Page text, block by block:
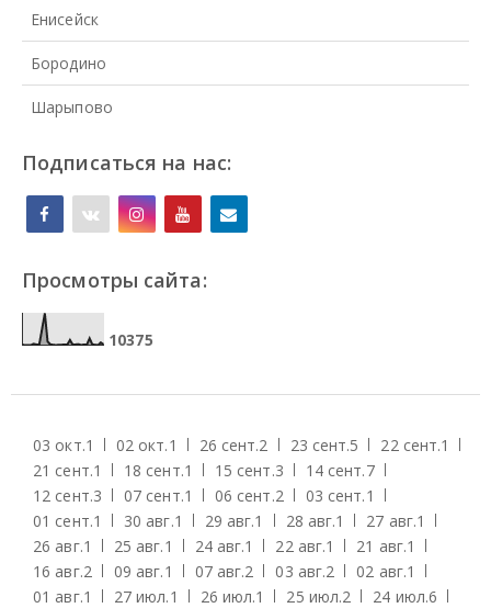
Енисейск
Бородино
Шарыпово
Подписаться на нас:
Просмотры сайта:
10375
03 окт.1 02 окт.1 26 сент.2 23 сент.5 22 сент.1
21 сент.1 18 сент.1 15 сент.3 14 сент.7
12 сент.3 07 сент.1 06 сент.2 03 сент.1
01 сент.1 30 авг.1 29 авг.1 28 авг.1 27 авг.1
26 авг.1 25 авг.1 24 авг.1 22 авг.1 21 авг.1
16 авг.2 09 авг.1 07 авг.2 03 авг.2 02 авг.1
01 авг.1 27 июл.1 26 июл.1 25 июл.2 24 июл.6